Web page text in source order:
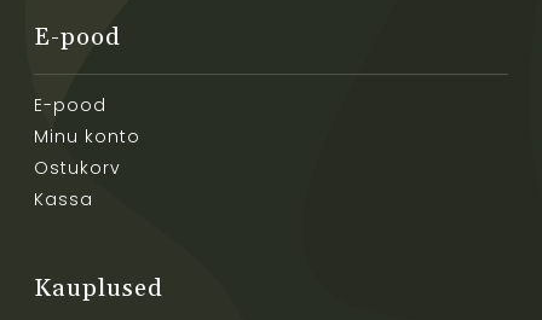
E-pood
E-pood
Minu konto
Ostukorv
Kassa
Kauplused